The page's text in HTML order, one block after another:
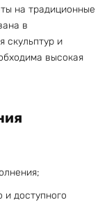
на традиционные
в
скульптур и
высокая
и доступного